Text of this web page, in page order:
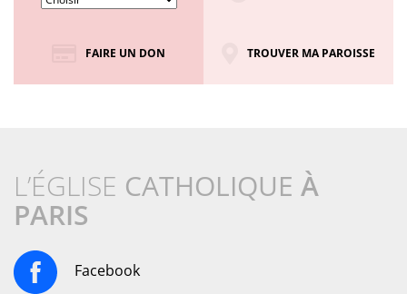
FAIRE UN DON TROUVER MA PAROISSE
L’ÉGLISE CATHOLIQUE À
PARIS
Facebook